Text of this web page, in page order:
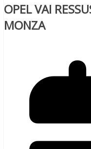
OPEL VAI
MONZA